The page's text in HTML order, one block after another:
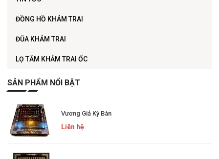
ĐỒNG HỒ KHẢM TRAI
ĐŨA KHẢM TRAI
LỌ TĂM KHẢM TRAI ỐC
SẢN PHẨM NỔI BẬT
Vương Giả Kỳ Bàn
Liên hệ